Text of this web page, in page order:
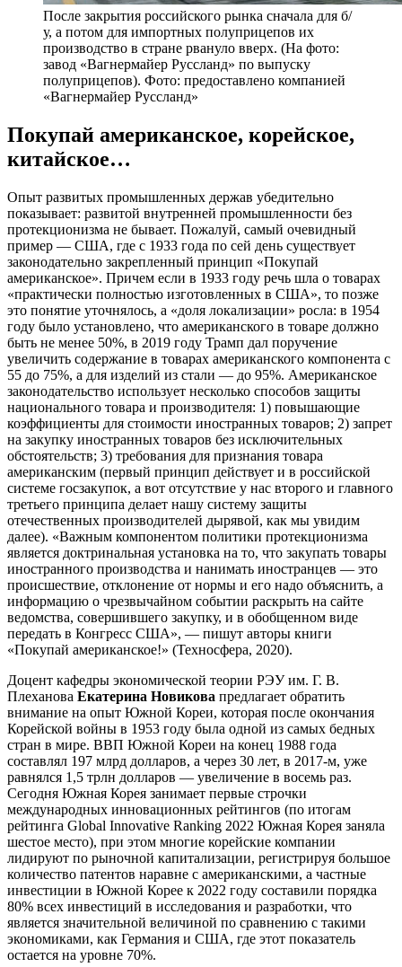
После закрытия российского рынка сначала для б/
у, а потом для импортных полуприцепов их
производство в стране рвануло вверх. (На фото:
завод «Вагнермайер Руссланд» по выпуску
полуприцепов). Фото: предоставлено компанией
«Вагнермайер Руссланд»
Покупай американское, корейское,
китайское…
Опыт развитых промышленных держав убедительно
показывает: развитой внутренней промышленности без
протекционизма не бывает. Пожалуй, самый очевидный
пример — США, где с 1933 года по сей день существует
законодательно закрепленный принцип «Покупай
американское». Причем если в 1933 году речь шла о товарах
«практически полностью изготовленных в США», то позже
это понятие уточнялось, а «доля локализации» росла: в 1954
году было установлено, что американского в товаре должно
быть не менее 50%, в 2019 году Трамп дал поручение
увеличить содержание в товарах американского компонента с
55 до 75%, а для изделий из стали — до 95%. Американское
законодательство использует несколько способов защиты
национального товара и производителя: 1) повышающие
коэффициенты для стоимости иностранных товаров; 2) запрет
на закупку иностранных товаров без исключительных
обстоятельств; 3) требования для признания товара
американским (первый принцип действует и в российской
системе госзакупок, а вот отсутствие у нас второго и главного
третьего принципа делает нашу систему защиты
отечественных производителей дырявой, как мы увидим
далее). «Важным компонентом политики протекционизма
является доктринальная установка на то, что закупать товары
иностранного производства и нанимать иностранцев — это
происшествие, отклонение от нормы и его надо объяснить, а
информацию о чрезвычайном событии раскрыть на сайте
ведомства, совершившего закупку, и в обобщенном виде
передать в Конгресс США», — пишут авторы книги
«Покупай американское!» (Техносфера, 2020).
Доцент кафедры экономической теории РЭУ им. Г. В.
Плеханова Екатерина Новикова предлагает обратить
внимание на опыт Южной Кореи, которая после окончания
Корейской войны в 1953 году была одной из самых бедных
стран в мире. ВВП Южной Кореи на конец 1988 года
составлял 197 млрд долларов, а через 30 лет, в 2017-м, уже
равнялся 1,5 трлн долларов — увеличение в восемь раз.
Сегодня Южная Корея занимает первые строчки
международных инновационных рейтингов (по итогам
рейтинга Global Innovative Ranking 2022 Южная Корея заняла
шестое место), при этом многие корейские компании
лидируют по рыночной капитализации, регистрируя большое
количество патентов наравне с американскими, а частные
инвестиции в Южной Корее к 2022 году составили порядка
80% всех инвестиций в исследования и разработки, что
является значительной величиной по сравнению с такими
экономиками, как Германия и США, где этот показатель
остается на уровне 70%.